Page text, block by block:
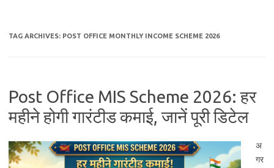
TAG ARCHIVES: POST OFFICE MONTHLY INCOME SCHEME 2026
Post Office MIS Scheme 2026: हर
महीने होगी गारंटीड कमाई, जानें पूरी डिटेल
अ
गर